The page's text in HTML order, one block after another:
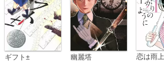
ギフト± 幽麗塔